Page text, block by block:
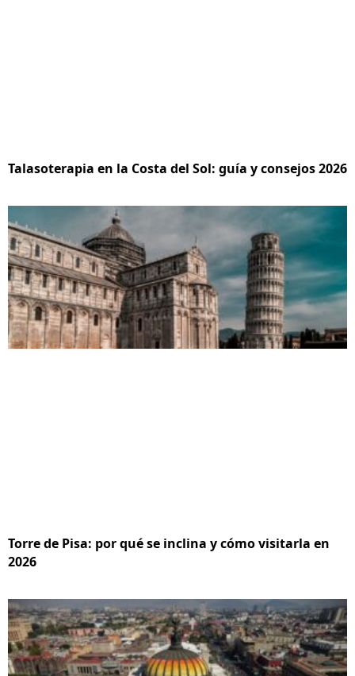
Talasoterapia en la Costa del Sol: guía y consejos 2026
Torre de Pisa: por qué se inclina y cómo visitarla en
2026